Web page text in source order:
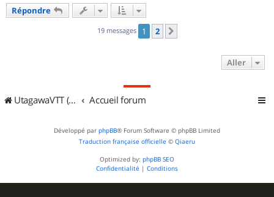
Répondre
19 messages 1 2
Aller
UtagawaVTT (Randos VTT et VTTAE avec traces GPS) Accueil forum
Développé par phpBB® Forum Software © phpBB Limited
Traduction française officielle © Qiaeru
Optimized by: phpBB SEO
Confidentialité | Conditions